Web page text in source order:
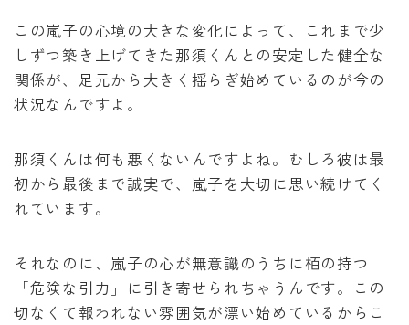
この嵐子の心境の大きな変化によって、これまで少
しずつ築き上げてきた那須くんとの安定した健全な
関係が、足元から大きく揺らぎ始めているのが今の
状況なんですよ。
那須くんは何も悪くないんですよね。むしろ彼は最
初から最後まで誠実で、嵐子を大切に思い続けてく
れています。
それなのに、嵐子の心が無意識のうちに栢の持つ
「危険な引力」に引き寄せられちゃうんです。この
切なくて報われない雰囲気が漂い始めているからこ